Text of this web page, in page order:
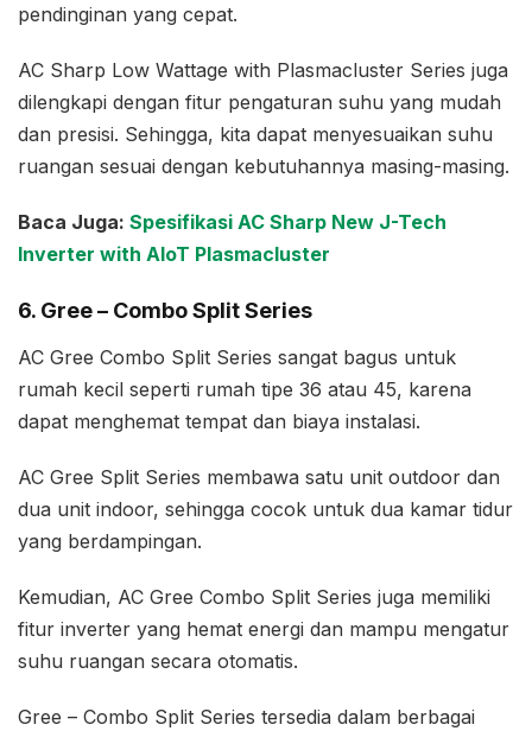
pendinginan yang cepat.
AC Sharp Low Wattage with Plasmacluster Series juga
dilengkapi dengan fitur pengaturan suhu yang mudah
dan presisi. Sehingga, kita dapat menyesuaikan suhu
ruangan sesuai dengan kebutuhannya masing-masing.
Baca Juga: Spesifikasi AC Sharp New J-Tech
Inverter with AIoT Plasmacluster
6. Gree – Combo Split Series
AC Gree Combo Split Series sangat bagus untuk
rumah kecil seperti rumah tipe 36 atau 45, karena
dapat menghemat tempat dan biaya instalasi.
AC Gree Split Series membawa satu unit outdoor dan
dua unit indoor, sehingga cocok untuk dua kamar tidur
yang berdampingan.
Kemudian, AC Gree Combo Split Series juga memiliki
fitur inverter yang hemat energi dan mampu mengatur
suhu ruangan secara otomatis.
Gree – Combo Split Series tersedia dalam berbagai